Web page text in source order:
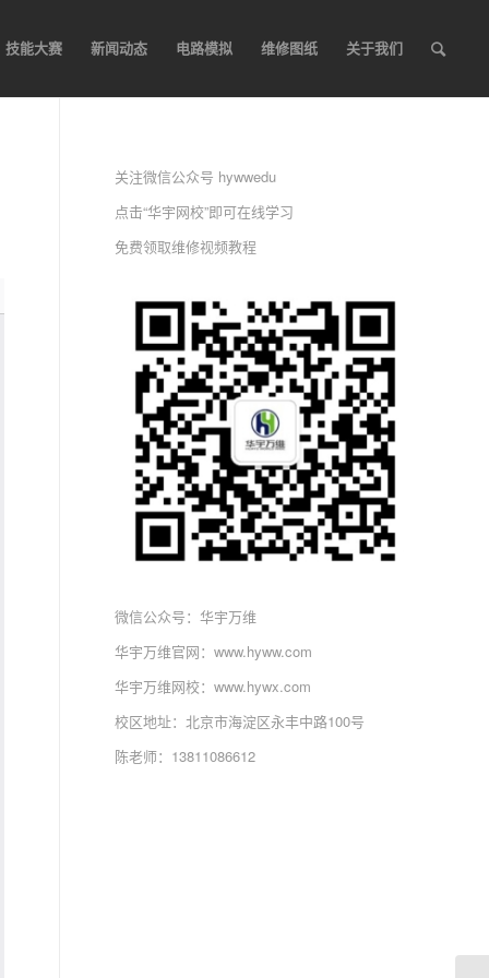
技能大赛 新闻动态 电路模拟 维修图纸 关于我们
关注微信公众号 hywwedu
点击“华宇网校”即可在线学习
免费领取维修视频教程
微信公众号：华宇万维
华宇万维官网：www.hyww.com
华宇万维网校：www.hywx.com
校区地址：北京市海淀区永丰中路100号
陈老师：13811086612